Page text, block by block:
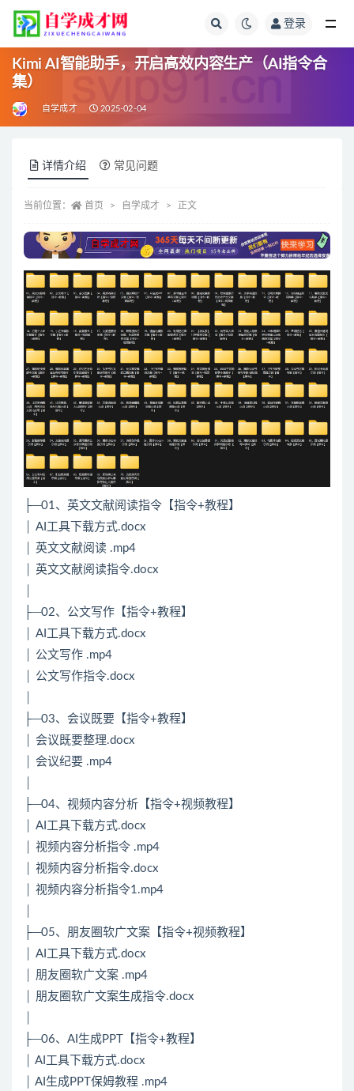
登录
Kimi AI智能助手，开启高效内容生产（AI指令合
集）
自学成才 2025-02-04
详情介绍 常见问题
当前位置： 首页 自学成才 正文
├─01、英文文献阅读指令【指令+教程】
│ AI工具下载方式.docx
│ 英文文献阅读 .mp4
│ 英文文献阅读指令.docx
├─02、公文写作【指令+教程】
│ AI工具下载方式.docx
│ 公文写作 .mp4
│ 公文写作指令.docx
├─03、会议既要【指令+教程】
│ 会议既要整理.docx
│ 会议纪要 .mp4
├─04、视频内容分析【指令+视频教程】
│ AI工具下载方式.docx
│ 视频内容分析指令 .mp4
│ 视频内容分析指令.docx
│ 视频内容分析指令1.mp4
├─05、朋友圈软广文案【指令+视频教程】
│ AI工具下载方式.docx
│ 朋友圈软广文案 .mp4
│ 朋友圈软广文案生成指令.docx
├─06、AI生成PPT【指令+教程】
│ AI工具下载方式.docx
│ AI生成PPT保姆教程 .mp4